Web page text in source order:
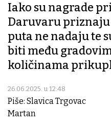
Iako su nagrade
Daruvaru priznaju
puta ne nadaju te
biti među
količinama
26.06.2025. u 12:48
Piše: Slavica Trgovac
Martan